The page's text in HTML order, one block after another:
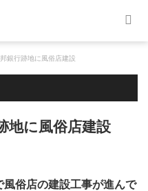
邦銀行跡地に風俗店建設
地に風俗店建設
俗店の建設工事が進んで